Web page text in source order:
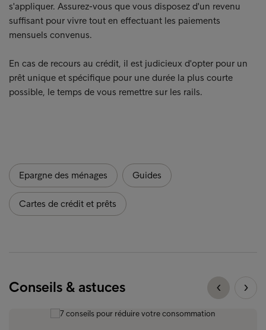
s'appliquer. Assurez-vous que vous disposez d'un revenu
suffisant pour vivre tout en effectuant les paiements
mensuels convenus.
En cas de recours au crédit, il est judicieux d'opter pour un
prêt unique et spécifique pour une durée la plus courte
possible, le temps de vous remettre sur les rails.
Epargne des ménages Guides
Cartes de crédit et prêts
Conseils & astuces